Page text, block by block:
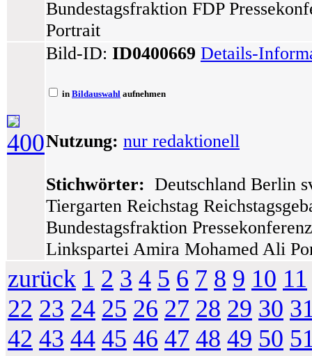
Bundestagsfraktion FDP
Portrait
400
Bild-ID: ID0400669 Details-
in Bildauswahl aufnehmen
Nutzung: nur redaktionell
Stichwörter: Deutschland Berlin
Tiergarten Reichstag
Bundestagsfraktion
Linkspartei Amira Mohamed Ali
zurück 1 2 3 4 5 6 7 8 9 10 11
22 23 24 25 26 27 28 29 30
42 43 44 45 46 47 48 49 50